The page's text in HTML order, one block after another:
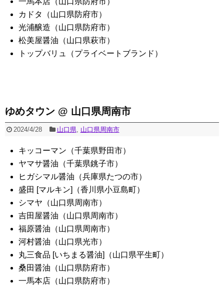
カドタ（山口県防府市）
光浦醸造（山口県防府市）
松美屋醤油（山口県萩市）
トップバリュ（プライベートブランド）
ゆめタウン @ 山口県周南市
2024/4/28 山口県, 山口県周南市
キッコーマン（千葉県野田市）
ヤマサ醤油（千葉県銚子市）
ヒガシマル醤油（兵庫県たつの市）
盛田 [マルキン]（香川県小豆島町）
シマヤ（山口県周南市）
吉田屋醤油（山口県周南市）
福原醤油（山口県周南市）
河村醤油（山口県光市）
丸三食品 [いちまる醤油]（山口県平生町）
桑田醤油（山口県防府市）
一馬本店（山口県防府市）